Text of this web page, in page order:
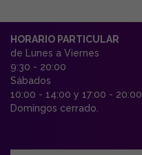
HORARIO PARTICULAR
de Lunes a Viernes
9:30 - 20:00
Sábados
10:00 - 14:00 y 17:00 - 20:00
Domingos cerrado.